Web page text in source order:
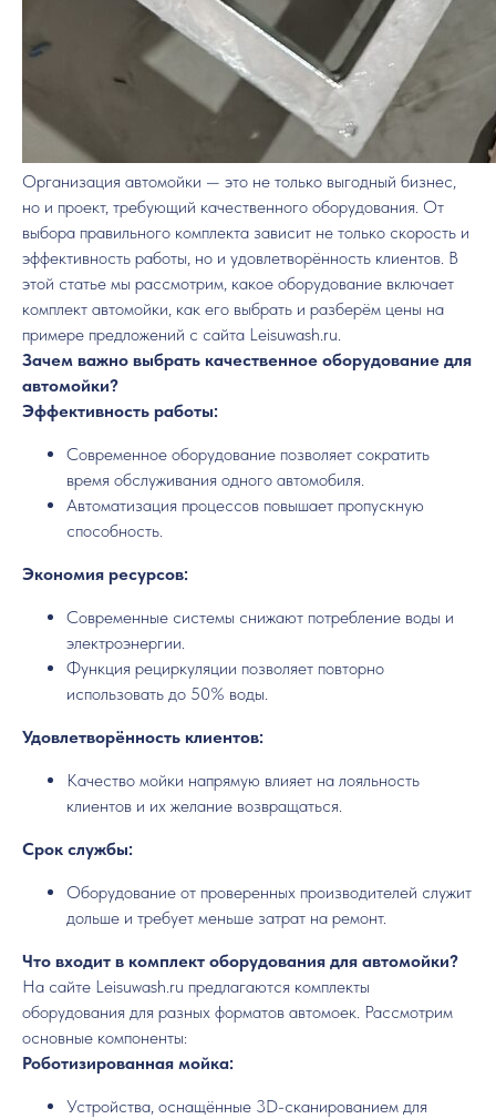
Организация автомойки — это не только выгодный бизнес,
но и проект, требующий качественного оборудования. От
выбора правильного комплекта зависит не только скорость и
эффективность работы, но и удовлетворённость клиентов. В
этой статье мы рассмотрим, какое оборудование включает
комплект автомойки, как его выбрать и разберём цены на
примере предложений с сайта Leisuwash.ru.
Зачем важно выбрать качественное оборудование для
автомойки?
Эффективность работы:
Современное оборудование позволяет сократить
время обслуживания одного автомобиля.
Автоматизация процессов повышает пропускную
способность.
Экономия ресурсов:
Современные системы снижают потребление воды и
электроэнергии.
Функция рециркуляции позволяет повторно
использовать до 50% воды.
Удовлетворённость клиентов:
Качество мойки напрямую влияет на лояльность
клиентов и их желание возвращаться.
Срок службы:
Оборудование от проверенных производителей служит
дольше и требует меньше затрат на ремонт.
Что входит в комплект оборудования для автомойки?
На сайте Leisuwash.ru предлагаются комплекты
оборудования для разных форматов автомоек. Рассмотрим
основные компоненты:
Роботизированная мойка:
Устройства, оснащённые 3D-сканированием для